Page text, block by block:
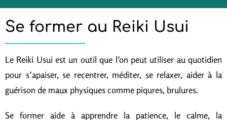
Se former au Reiki Usui
Le Reiki Usui est un outil que l’on peut utiliser au quotidien
pour s’apaiser, se recentrer, méditer, se relaxer, aider à la
guérison de maux physiques comme piqures, brulures.
Se former aide à apprendre la patience, le calme, la